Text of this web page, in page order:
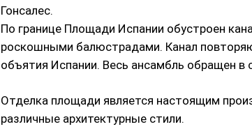
Гонсалес.
По границе Площади Испании обустроен
роскошными балюстрадами. Канал
объятия Испании. Весь ансамбль обращен в
Отделка площади является настоящим
различные архитектурные стили.